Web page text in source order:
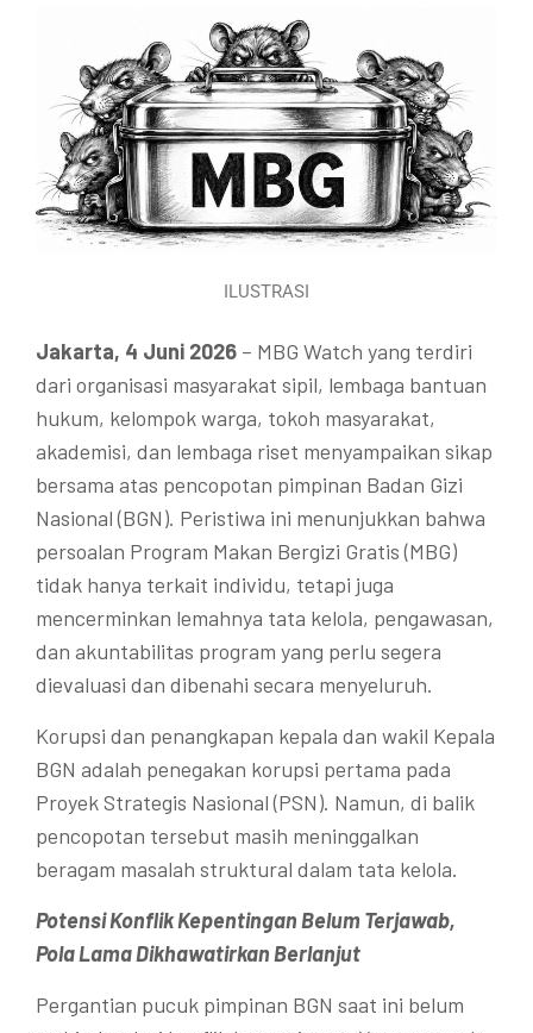
ILUSTRASI
Jakarta, 4 Juni 2026 – MBG Watch yang terdiri
dari organisasi masyarakat sipil, lembaga bantuan
hukum, kelompok warga, tokoh masyarakat,
akademisi, dan lembaga riset menyampaikan sikap
bersama atas pencopotan pimpinan Badan Gizi
Nasional (BGN). Peristiwa ini menunjukkan bahwa
persoalan Program Makan Bergizi Gratis (MBG)
tidak hanya terkait individu, tetapi juga
mencerminkan lemahnya tata kelola, pengawasan,
dan akuntabilitas program yang perlu segera
dievaluasi dan dibenahi secara menyeluruh.
Korupsi dan penangkapan kepala dan wakil Kepala
BGN adalah penegakan korupsi pertama pada
Proyek Strategis Nasional (PSN). Namun, di balik
pencopotan tersebut masih meninggalkan
beragam masalah struktural dalam tata kelola.
Potensi Konflik Kepentingan Belum Terjawab,
Pola Lama Dikhawatirkan Berlanjut
Pergantian pucuk pimpinan BGN saat ini belum